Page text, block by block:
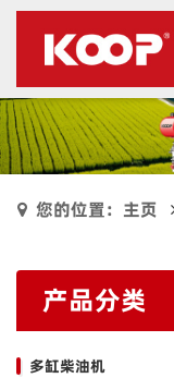
您的位置：主页
产品分类
多缸柴油机